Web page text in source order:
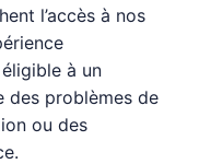
l’accès à nos
à un
des problèmes de
ou des